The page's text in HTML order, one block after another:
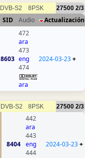
DVB-S2 8PSK 27500 2/3
SID Audio Actualización
8603
472
ara
473
eng
474
ara
2024-03-23+
DVB-S2 8PSK 27500 2/3
8404
442
ara
443
eng
444
2024-03-23+